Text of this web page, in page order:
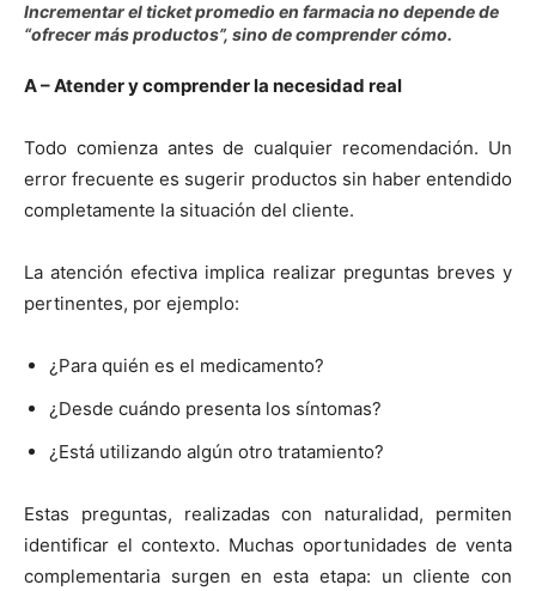
Incrementar el ticket promedio en farmacia no depende de
“ofrecer más productos”, sino de comprender cómo.
A – Atender y comprender la necesidad real
Todo comienza antes de cualquier recomendación. Un
error frecuente es sugerir productos sin haber entendido
completamente la situación del cliente.
La atención efectiva implica realizar preguntas breves y
pertinentes, por ejemplo:
¿Para quién es el medicamento?
¿Desde cuándo presenta los síntomas?
¿Está utilizando algún otro tratamiento?
Estas preguntas, realizadas con naturalidad, permiten
identificar el contexto. Muchas oportunidades de venta
complementaria surgen en esta etapa: un cliente con